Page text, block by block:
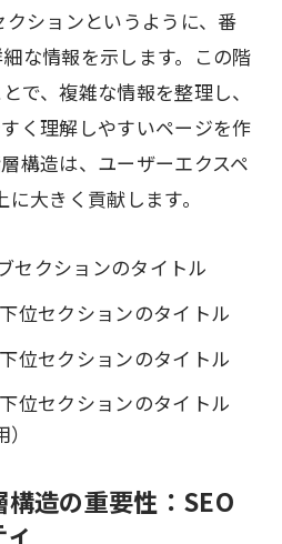
ションというように、番
な情報を示します。この階
で、複雑な情報を整理し、
く理解しやすいページを作
構造は、ユーザーエクスペ
大きく貢献します。
セクションのタイトル
位セクションのタイトル
位セクションのタイトル
位セクションのタイトル
造の重要性：SEO